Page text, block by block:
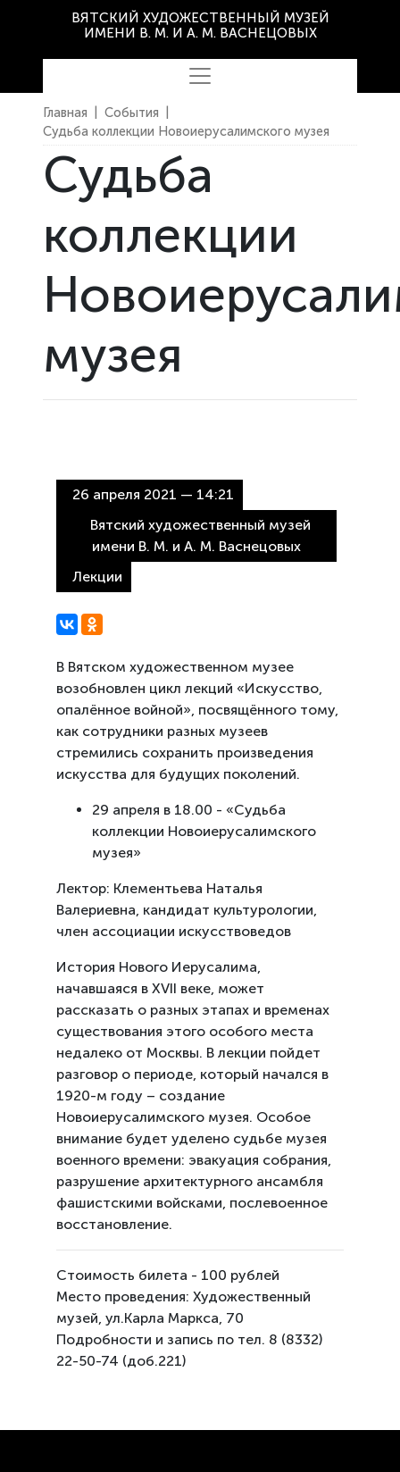
ВЯТСКИЙ ХУДОЖЕСТВЕННЫЙ МУЗЕЙ
ИМЕНИ В. М. И А. М. ВАСНЕЦОВЫХ
Главная События
Судьба коллекции Новоиерусалимского музея
Судьба
коллекции
музея
26 апреля 2021 — 14:21
Вятский художественный музей
имени В. М. и А. М. Васнецовых
Лекции
В Вятском художественном музее
возобновлен цикл лекций «Искусство,
опалённое войной», посвящённого тому,
как сотрудники разных музеев
стремились сохранить произведения
искусства для будущих поколений.
29 апреля в 18.00 - «Судьба
коллекции Новоиерусалимского
музея»
Лектор: Клементьева Наталья
Валериевна, кандидат культурологии,
член ассоциации искусствоведов
История Нового Иерусалима,
начавшаяся в XVII веке, может
рассказать о разных этапах и временах
существования этого особого места
недалеко от Москвы. В лекции пойдет
разговор о периоде, который начался в
1920-м году – создание
Новоиерусалимского музея. Особое
внимание будет уделено судьбе музея
военного времени: эвакуация собрания,
разрушение архитектурного ансамбля
фашистскими войсками, послевоенное
восстановление.
Стоимость билета - 100 рублей
Место проведения: Художественный
музей, ул.Карла Маркса, 70
Подробности и запись по тел. 8 (8332)
22-50-74 (доб.221)